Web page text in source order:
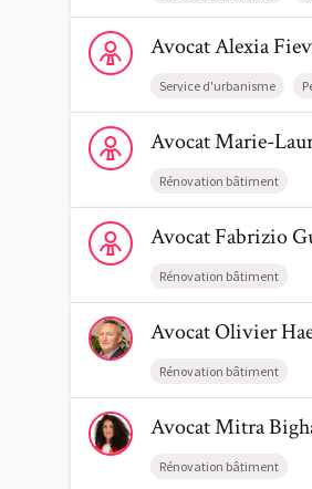
Voir le profil de AvocatAlexia
AvocatAlexia
Service d'urbanisme
Voir le profil de AvocatMarie-
AvocatMarie-
Rénovation bâtiment
Voir le profil de AvocatFabrizio
AvocatFabrizio
Rénovation bâtiment
Voir le profil de AvocatOlivier
AvocatOlivier
Rénovation bâtiment
Voir le profil de AvocatMitra
AvocatMitra
Rénovation bâtiment